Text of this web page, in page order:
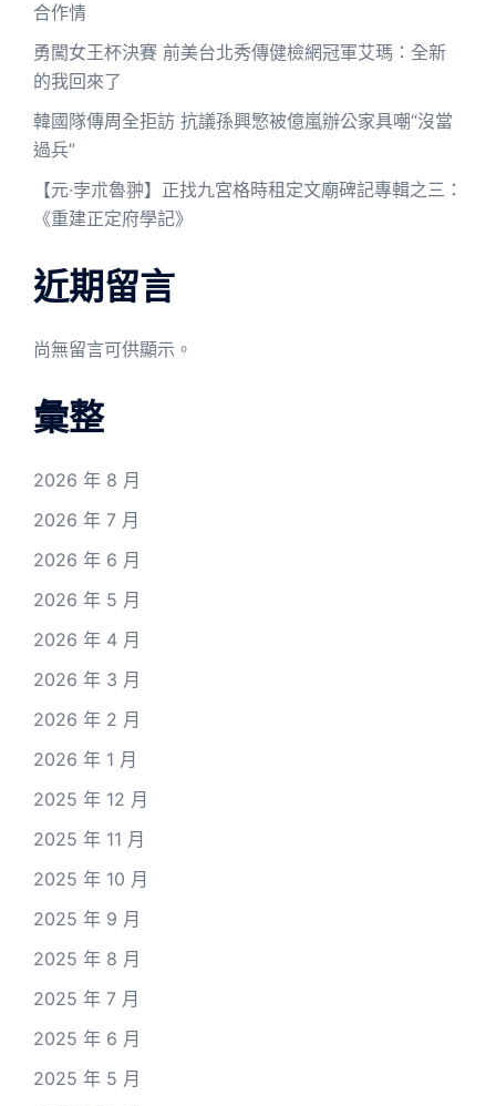
合作情
勇闖女王杯決賽 前美台北秀傳健檢網冠軍艾瑪：全新
的我回來了
韓國隊傳周全拒訪 抗議孫興慜被億嵐辦公家具嘲“沒當
過兵”
【元·孛朮魯翀】正找九宮格時租定文廟碑記專輯之三：
《重建正定府學記》
近期留言
尚無留言可供顯示。
彙整
2026 年 8 月
2026 年 7 月
2026 年 6 月
2026 年 5 月
2026 年 4 月
2026 年 3 月
2026 年 2 月
2026 年 1 月
2025 年 12 月
2025 年 11 月
2025 年 10 月
2025 年 9 月
2025 年 8 月
2025 年 7 月
2025 年 6 月
2025 年 5 月